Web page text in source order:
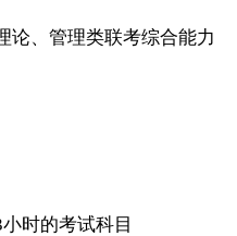
、管理类联考综合能力
时的考试科目